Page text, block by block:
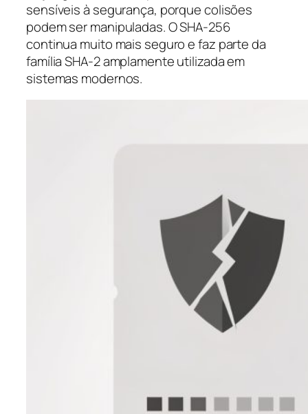
sensíveis à segurança, porque colisões
podem ser manipuladas. O SHA-256
continua muito mais seguro e faz parte da
família SHA-2 amplamente utilizada em
sistemas modernos.